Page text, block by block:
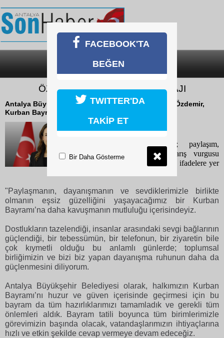
SON DAKİKA
ÖZDEMİR'DEN BAYRAM MESAJI
Antalya Büyükşehir Belediye Başkan Vekili Büşra Özdemir,
Kurban Bayramı dolayısıyla bir mesaj yayımladı.
26 Mayıs 2026 Salı 11:13
Başkan Vekili Özdemir; paylaşım,
dayanışma, dostluk ve barış vurgusu
yaptığı bayram mesajında şu ifadelere yer
"Paylaşmanın, dayanışmanın ve sevdiklerimizle birlikte
olmanın eşsiz güzelliğini yaşayacağımız bir Kurban
Bayramı’na daha kavuşmanın mutluluğu içerisindeyiz.
Dostlukların tazelendiği, insanlar arasındaki sevgi bağlarının
güçlendiği, bir tebessümün, bir telefonun, bir ziyaretin bile
çok kıymetli olduğu bu anlamlı günlerde; toplumsal
birliğimizin ve bizi biz yapan dayanışma ruhunun daha da
güçlenmesini diliyorum.
Antalya Büyükşehir Belediyesi olarak, halkımızın Kurban
Bayramı’nı huzur ve güven içerisinde geçirmesi için bu
bayram da tüm hazırlıklarımızı tamamladık ve gerekli tüm
önlemleri aldık. Bayram tatili boyunca tüm birimlerimizle
görevimizin başında olacak, vatandaşlarımızın ihtiyaçlarına
hızlı ve etkin şekilde cevap vermeye devam edeceğiz.
FACEBOOK'TA
BEĞEN
TWITTER'DA
TAKİP ET
Bir Daha Gösterme